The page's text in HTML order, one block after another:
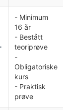
- Minimum
16 år
- Bestått
teoriprøve
-
Obligatoriske
kurs
- Praktisk
prøve